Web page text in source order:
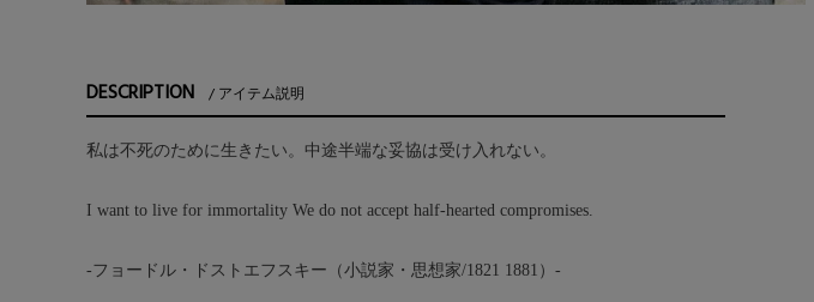
DESCRIPTION アイテム説明
私は不死のために生きたい。中途半端な妥協は受け入れない。
I want to live for immortality We do not accept half-hearted compromises.
-フョードル・ドストエフスキー（小説家・思想家/1821 1881）-